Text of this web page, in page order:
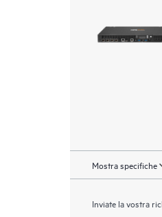
Mostra specifiche
Inviate la vostra